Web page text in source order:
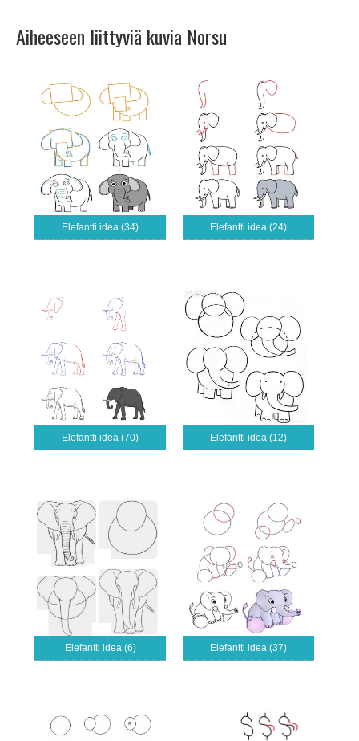
Aiheeseen liittyviä kuvia Norsu
Elefantti idea (34) Elefantti idea (24)
Elefantti idea (70) Elefantti idea (12)
Elefantti idea (6) Elefantti idea (37)